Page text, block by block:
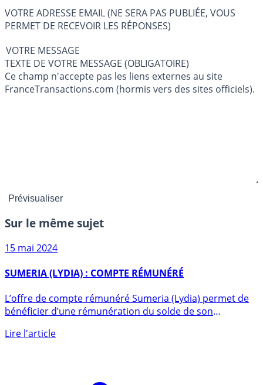
VOTRE ADRESSE EMAIL (NE SERA PAS PUBLIÉE, VOUS
PERMET DE RECEVOIR LES RÉPONSES)
VOTRE MESSAGE
TEXTE DE VOTRE MESSAGE (OBLIGATOIRE)
Ce champ n'accepte pas les liens externes au site
FranceTransactions.com (hormis vers des sites officiels).
Sur le même sujet
15 mai 2024
SUMERIA (LYDIA) : COMPTE RÉMUNÉRÉ
bénéficier d’une rémunération du solde de son